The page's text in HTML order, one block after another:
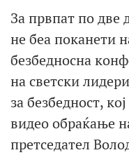
За првпат по две
не беа поканети
безбедносна
на светски
за безбедност,
видео обраќање
претседател